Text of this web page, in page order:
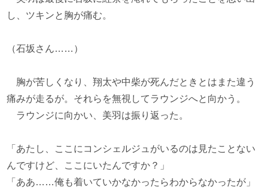
し、ツキンと胸が痛む。
（石坂さん……）
胸が苦しくなり、翔太や中柴が死んだときとはまた違う
痛みが走るが。それらを無視してラウンジへと向かう。
ラウンジに向かい、美羽は振り返った。
「あたし、ここにコンシェルジュがいるのは見たことない
んですけど、ここにいたんですか？」
「ああ……俺も着いていかなかったらわからなかったが」